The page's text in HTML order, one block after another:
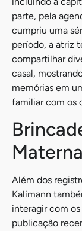
parte, pela
cumpriu uma
período, a atriz
compartilhar
casal,
memórias em
familiar com os
Além dos
Kalimann
interagir com
publicação